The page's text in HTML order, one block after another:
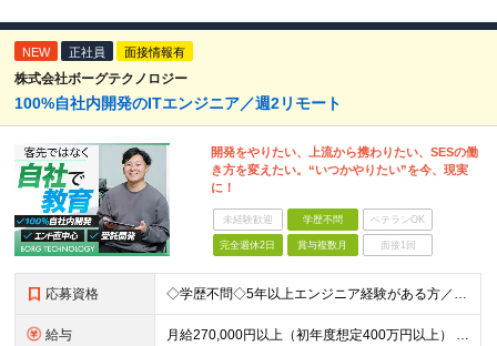
NEW 正社員 面接情報有
株式会社ボーグテクノロジー
100%自社内開発のITエンジニア／週2リモート
開発をやりたい、上流から携わりたい、SESの働
き方を変えたい。“いつかやりたい”を今、現実
に！
未経験歓迎 学歴不問 ベテランOK
完全週休2日 賞与複数月 面接1回
応募資格 ◇学歴不問◇5年以上エンジニア経験がある方／人柄重視の採用です 必須条件―MUST― ■5年以上エンジニア経験がある方 ■C#、Java、Node.js、VB.NETを使った実務経験がある方 《
給与 月給270,000円以上（初年度想定400万円以上） ※ご経験やスキル、前職給等を考慮して給与額を決定します。 ※試用期間は3ヶ月間となります。期間中の待遇に変更はありません。 ★社員の昇給率はほ